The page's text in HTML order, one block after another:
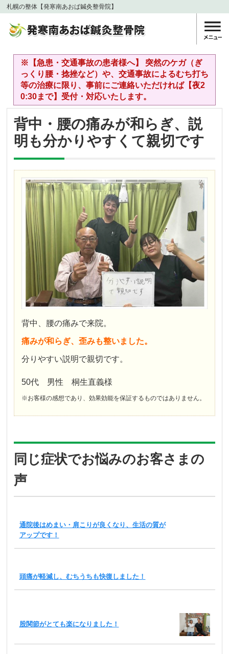
札幌の整体【発寒南あおば鍼灸整骨院】
※【急患・交通事故の患者様へ】 突然のケガ（ぎ
っくり腰・捻挫など）や、交通事故によるむち打ち
等の治療に限り、事前にご連絡いただければ【夜2
0:30まで】受付・対応いたします。
背中・腰の痛みが和らぎ、説
明も分かりやすくて親切です
背中、腰の痛みで来院。
痛みが和らぎ、歪みも整いました。
分りやすい説明で親切です。
50代 男性 桐生直義様
※お客様の感想であり、効果効能を保証するものではありません。
同じ症状でお悩みのお客さまの
声
通院後はめまい・肩こりが良くなり、生活の質が
アップです！
頭痛が軽減し、むちうちも快復しました！
股関節がとても楽になりました！